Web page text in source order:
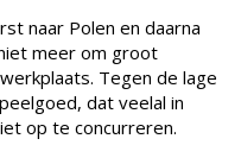
naar Polen en daarna
meer om groot
Tegen de lage
dat veelal in
op te concurreren.